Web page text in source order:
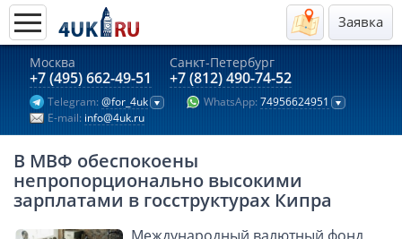
Заявка
Москва
+7 (495) 662-49-51
Санкт-Петербург
+7 (812) 490-74-52
Telegram: @for_4uk WhatsApp: 74956624951
E-mail: info@4uk.ru
Актуальные предложения 2026
Компании в Гонконге
Английские компании LTD
Киргизия (компания и счёт)
Компании в Китае
В МВФ обеспокоены
непропорционально высокими
зарплатами в госструктурах Кипра